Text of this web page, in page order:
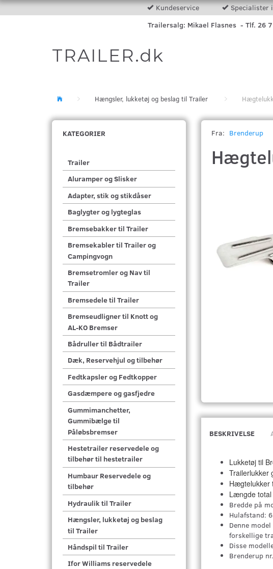
Kundeservice Specialister
Trailersalg: Mikael Flasnes - Tlf. 26
TRAILER.dk
Hængsler, lukketøj og beslag til Trailer
KATEGORIER
Trailer
Aluramper og Slisker
Adapter, stik og stikdåser
Baglygter og lygteglas
Bremsebakker til Trailer
Bremsekabler til Trailer og
Campingvogn
Bremsetromler og Nav til
Trailer
Bremsedele til Trailer
Bremseudligner til Knott og
AL-KO Bremser
Bådruller til Bådtrailer
Dæk, Reservehjul og tilbehør
Fedtkapsler og Fedtkopper
Gasdæmpere og gasfjedre
Gummimanchetter,
Gummibælge til
Påløbsbremser
Hestetrailer reservedele og
tilbehør til hestetrailer
Humbaur Reservedele og
tilbehør
Hydraulik til Trailer
Hængsler, lukketøj og beslag
til Trailer
Håndspil til Trailer
Ifor Williams reservedele
Fra: Brenderup
BESKRIVELSE
Lukketøj til
Trailerlukker
Hægtelukker
Længde total
Bredde på
Hulafstand:
Denne
forskellige
Disse
Brenderup